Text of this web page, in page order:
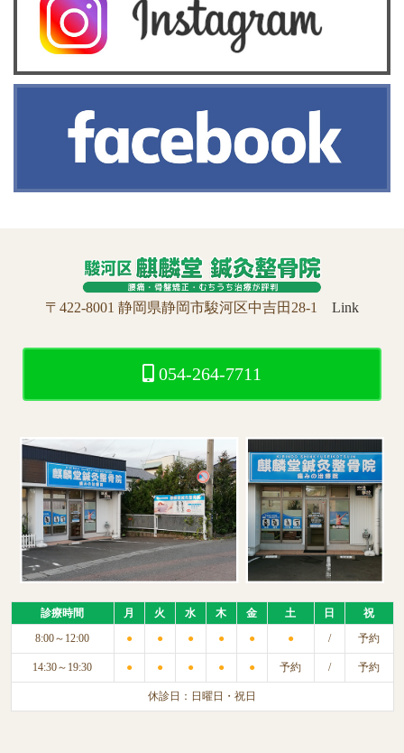
〒422-8001 静岡県静岡市駿河区中吉田28-1 Link
054-264-7711
診療時間 月 火 水 木 金 土 日
祝
8:00～12:00
● ● ● ● ● ● / 予約
14:30～19:30 ● ● ● ● ● 予約 / 予約
休診日：日曜日・祝日